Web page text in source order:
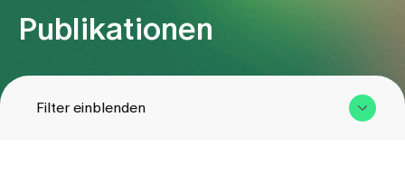
Aufenthalt
Publikationen
Filter einblenden